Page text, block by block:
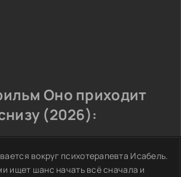
Оно приходит
(2026):
вокруг психотерапевта Исабель.
ищет шанс начать всё сначала и